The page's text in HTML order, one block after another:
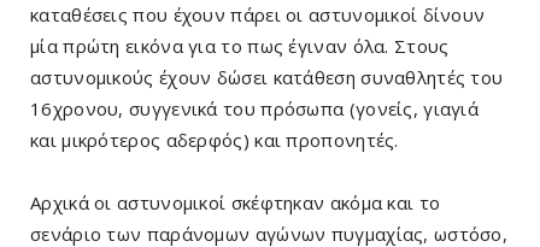
καταθέσεις που έχουν πάρει οι αστυνομικοί δίνουν
μία πρώτη εικόνα για το πως έγιναν όλα. Στους
αστυνομικούς έχουν δώσει κατάθεση συναθλητές του
16χρονου, συγγενικά του πρόσωπα (γονείς, γιαγιά
και μικρότερος αδερφός) και προπονητές.
Αρχικά οι αστυνομικοί σκέφτηκαν ακόμα και το
σενάριο των παράνομων αγώνων πυγμαχίας, ωστόσο,